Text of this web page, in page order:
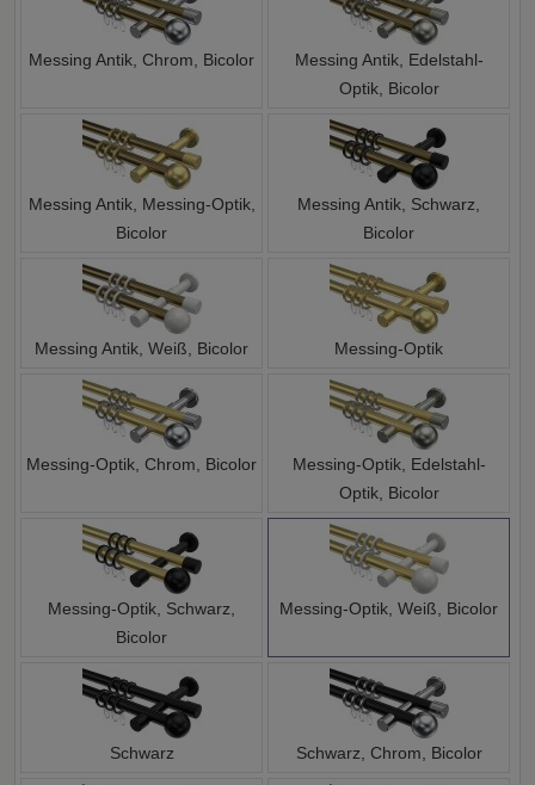
Messing Antik, Chrom, Bicolor
Messing Antik, Edelstahl-
Optik, Bicolor
Messing Antik, Messing-Optik,
Bicolor
Messing Antik, Schwarz,
Bicolor
Messing Antik, Weiß, Bicolor Messing-Optik
Messing-Optik, Chrom, Bicolor
Messing-Optik, Edelstahl-
Optik, Bicolor
Messing-Optik, Schwarz,
Bicolor
Messing-Optik, Weiß, Bicolor
Schwarz Schwarz, Chrom, Bicolor